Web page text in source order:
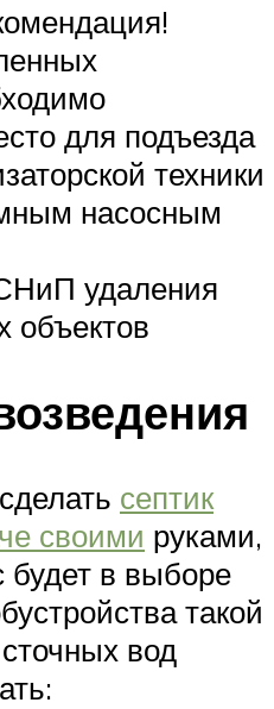
для подъезда
техники
насосным
удаления
объектов
септик
своими руками,
будет в выборе
такой
вод